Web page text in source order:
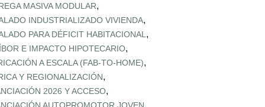
MASIVA MODULAR,
INDUSTRIALIZADO VIVIENDA,
PARA DÉFICIT HABITACIONAL ,
E IMPACTO HIPOTECARIO,
A ESCALA (FAB‑TO‑HOME),
Y REGIONALIZACIÓN,
2026 Y ACCESO,
,